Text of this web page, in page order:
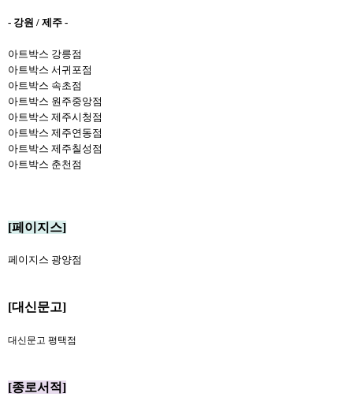
- 강원 / 제주 -
아트박스 강릉점
아트박스 서귀포점
아트박스 속초점
아트박스 원주중앙점
아트박스 제주시청점
아트박스 제주연동점
아트박스 제주칠성점
아트박스 춘천점
[페이지스]
페이지스 광양점
[대신문고]
대신문고 평택점
[종로서적]